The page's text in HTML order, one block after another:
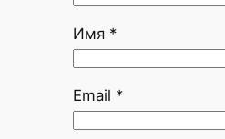
Имя *
Email *